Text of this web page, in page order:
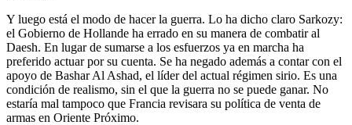
Y luego está el modo de hacer la guerra. Lo ha dicho claro Sarkozy:
el Gobierno de Hollande ha errado en su manera de combatir al
Daesh. En lugar de sumarse a los esfuerzos ya en marcha ha
preferido actuar por su cuenta. Se ha negado además a contar con el
apoyo de Bashar Al Ashad, el líder del actual régimen sirio. Es una
condición de realismo, sin el que la guerra no se puede ganar. No
estaría mal tampoco que Francia revisara su política de venta de
armas en Oriente Próximo.